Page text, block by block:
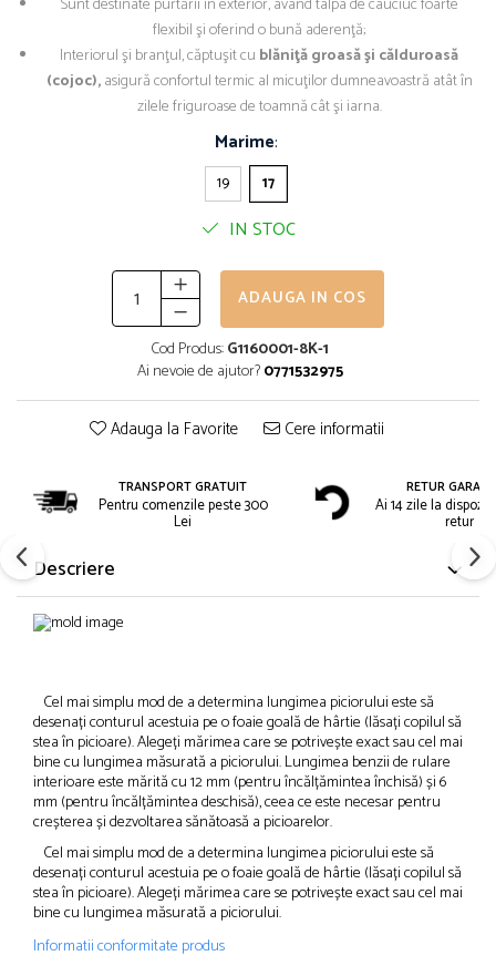
flexibil şi oferind o bună aderenţă;
Interiorul şi branţul, căptuşit cu blăniţă groasă şi călduroasă
(cojoc),asigură confortul termic al micuţilor dumneavoastră atât în
zilele friguroase de toamnă cât şi iarna.
Marime:
19 17
IN STOC
ADAUGA IN COS
Cod Produs:G1160001-8K-1
Ai nevoie de ajutor?0771532975
Adauga la Favorite Cere informatii
TRANSPORT GRATUIT
Pentru comenzile peste 300
Lei
RETUR
Ai 14 zile la
retur
Descriere
Cel mai simplu mod de a determina lungimea piciorului este să
desenați conturul acestuia pe o foaie goală de hârtie (lăsați copilul să
stea în picioare). Alegeți mărimea care se potrivește exact sau cel mai
bine cu lungimea măsurată a piciorului. Lungimea benzii de rulare
interioare este mărită cu 12 mm (pentru încălțămintea închisă) și 6
mm (pentru încălțămintea deschisă), ceea ce este necesar pentru
creșterea și dezvoltarea sănătoasă a picioarelor.
Cel mai simplu mod de a determina lungimea piciorului este să
desenați conturul acestuia pe o foaie goală de hârtie (lăsați copilul să
stea în picioare). Alegeți mărimea care se potrivește exact sau cel mai
bine cu lungimea măsurată a piciorului.
Informatii conformitate produs